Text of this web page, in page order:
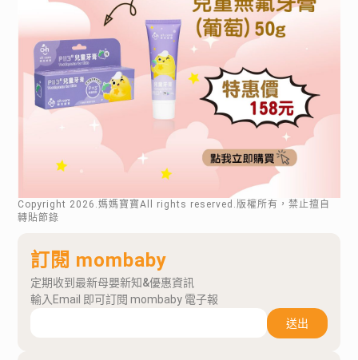
Copyright 2026 .媽媽寶寶All rights reserved.版權所有，禁止擅自
轉貼節錄
訂閱 mombaby
定期收到最新母嬰新知&優惠資訊
輸入Email 即可訂閱 mombaby 電子報
送出